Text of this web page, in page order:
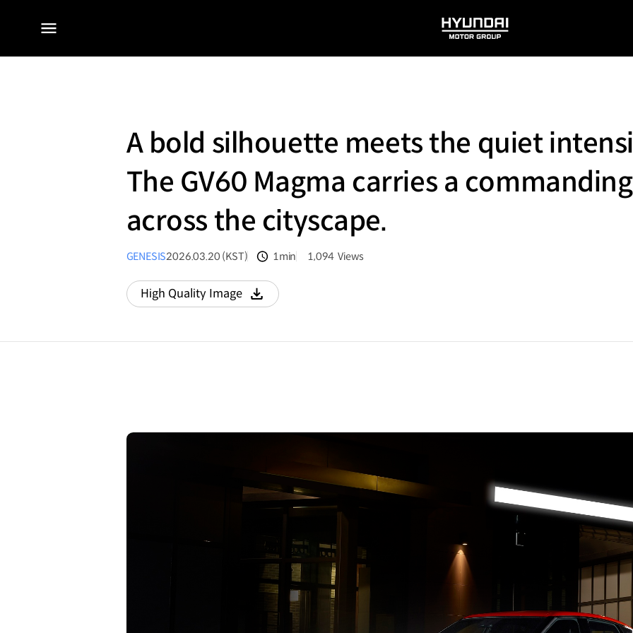
전체
HYUNDAI
MOTOR
A bold silhouette meets the quiet
The GV60 Magma carries a
across the cityscape.
GENESIS2026.03.20 (KST) 1min 1,094 Views
High Quality Image
다운로드